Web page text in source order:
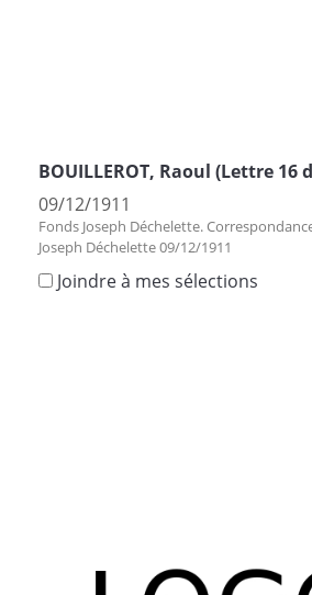
BOUILLEROT, Raoul (Lettre 16
09/12/1911
Fonds Joseph Déchelette.
Joseph Déchelette 09/12/1911
Joindre à mes sélections